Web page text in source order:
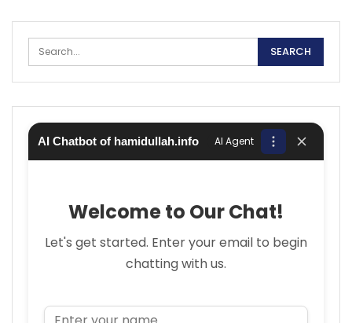
AI Chatbot of hamidullah.info AI Agent
Welcome to Our Chat!
Let's get started. Enter your email to begin
chatting with us.
Name